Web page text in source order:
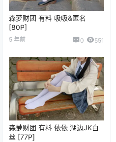
森萝财团 有料 吸吸&匿名
[80P]
5 年前 0 551
森萝财团 有料 依依 湖边JK白
丝 [77P]